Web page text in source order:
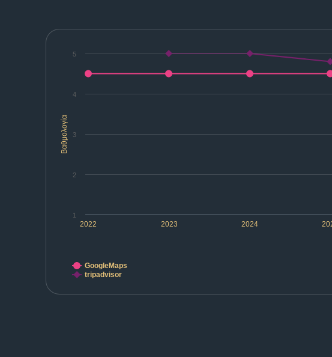
Βαθμολογία
2022 2023 2024
1
2
3
4
5
GoogleMaps
tripadvisor